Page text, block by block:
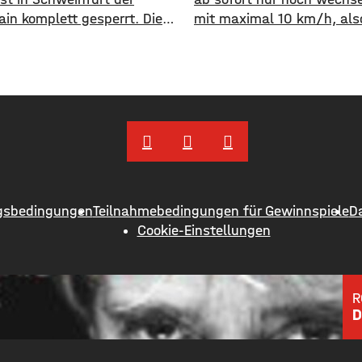
komplett gesperrt. Die
Aktuell ist die
nur einspurig befahrbar. Der
mit maximal 10 km/h,
Landratsamt am
Hintergrund ist das der
Schwerlastverkehr
zugenommen hat. Durch
Begrenzung der
über 50 Jahre
Teilnahmebedingungen für Gewinnspiele
Cookie-Einstellungen